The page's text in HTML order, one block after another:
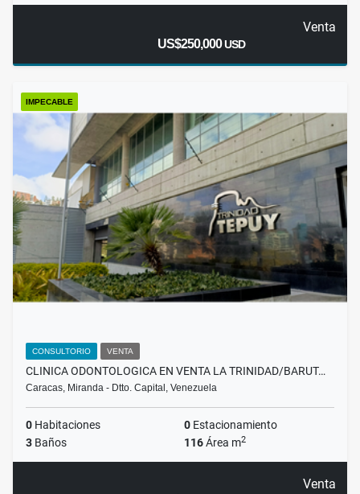
Venta
US$250,000USD
IMPECABLE
CONSULTORIO VENTA
CLINICA ODONTOLOGICA EN VENTA LA TRINIDAD/BARUT…
Caracas, Miranda - Dtto. Capital, Venezuela
0 Habitaciones 0 Estacionamiento
3 Baños 116Área m2
Venta